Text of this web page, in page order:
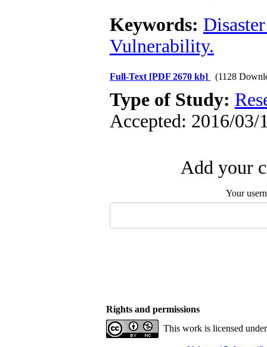
Keywords:
Vulnerability.
Full-Text [PDF 2670 kb] (1128
Type of Study:
Accepted: 2016/03/
Add your
Your
Rights and permissions
This work is licensed